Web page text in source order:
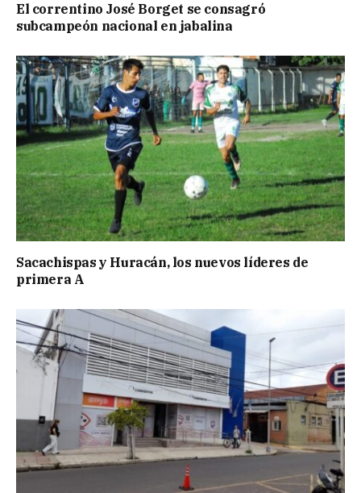
El correntino José Borget se consagró
subcampeón nacional en jabalina
Sacachispas y Huracán, los nuevos líderes de
primera A